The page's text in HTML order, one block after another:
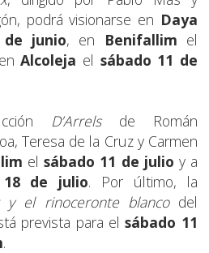
podrá visionarse en Daya
junio, en Benifallim el
Alcoleja el sábado 11 de
D’Arrelsde Román
Teresa de la Cruz y Carmen
elsábado 11 de julio y a
18 de julio. Por último, la
y el rinoceronte blancodel
prevista para elsábado 11
.